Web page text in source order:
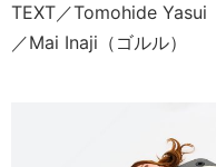
TEXT／Tomohide
／Mai Inaji（ゴルル）